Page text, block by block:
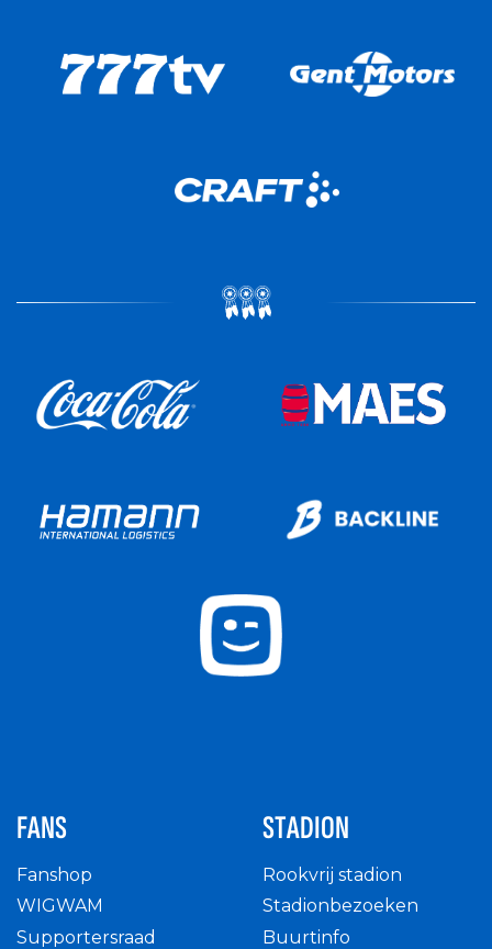
FANS
Fanshop
WIGWAM
Supportersraad
STADION
Rookvrij stadion
Stadionbezoeken
Buurtinfo